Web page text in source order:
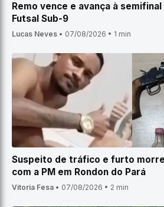
Remo vence e avança à
Futsal Sub-9
Lucas Neves • 07/08/2026 • 1 min
Suspeito de tráfico e furto
com a PM em Rondon do Pará
Vitoria Fesa • 07/08/2026 • 2 min